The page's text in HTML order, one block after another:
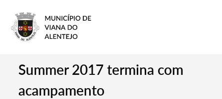
Summer 2017 termina com
acampamento